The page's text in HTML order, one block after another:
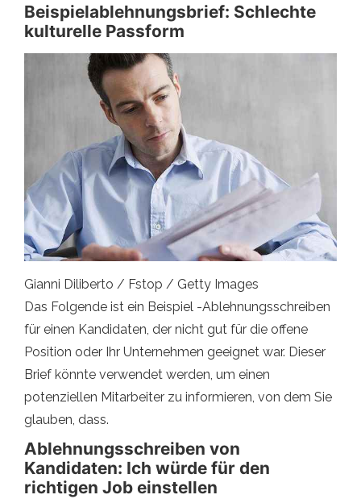
Beispielablehnungsbrief: Schlechte
kulturelle Passform
Gianni Diliberto / Fstop / Getty Images
Das Folgende ist ein Beispiel -Ablehnungsschreiben
für einen Kandidaten, der nicht gut für die offene
Position oder Ihr Unternehmen geeignet war. Dieser
Brief könnte verwendet werden, um einen
potenziellen Mitarbeiter zu informieren, von dem Sie
glauben, dass.
Ablehnungsschreiben von
Kandidaten: Ich würde für den
richtigen Job einstellen